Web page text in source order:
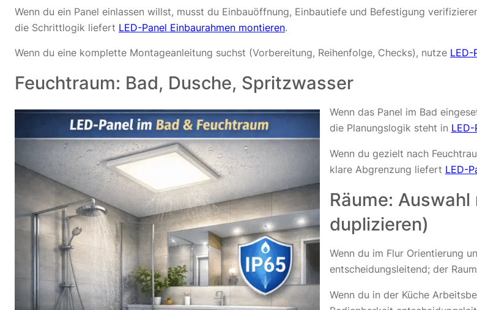
Wenn du ein Panel einlassen willst, musst du Einbauöffnung, Einbautiefe und Befestigung
die Schrittlogik liefert LED-Panel Einbaurahmen montieren.
Wenn du eine komplette Montageanleitung suchst (Vorbereitung, Reihenfolge, Checks), nutze LED-
Feuchtraum: Bad, Dusche, Spritzwasser
Wenn das Panel im Bad
die Planungslogik steht in
Wenn du gezielt nach
klare Abgrenzung liefert LED-
Räume:
duplizieren)
Wenn du im Flur Orientierung
entscheidungsleitend; der
Wenn du in der Küche